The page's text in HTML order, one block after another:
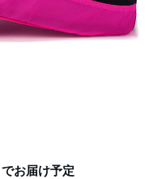
お届け予定